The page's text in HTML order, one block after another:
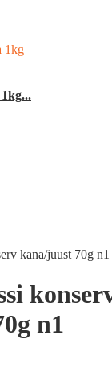
kana/juust 70g n1
n1